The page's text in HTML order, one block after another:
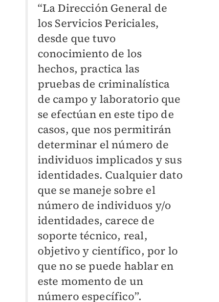
“La Dirección General de
los Servicios Periciales,
desde que tuvo
conocimiento de los
hechos, practica las
pruebas de criminalística
de campo y laboratorio que
se efectúan en este tipo de
casos, que nos permitirán
determinar el número de
individuos implicados y sus
identidades. Cualquier dato
que se maneje sobre el
número de individuos y/o
identidades, carece de
soporte técnico, real,
objetivo y científico, por lo
que no se puede hablar en
este momento de un
número específico”.